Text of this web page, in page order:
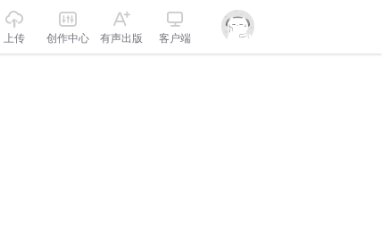
上传 创作中心 有声出版 客户端